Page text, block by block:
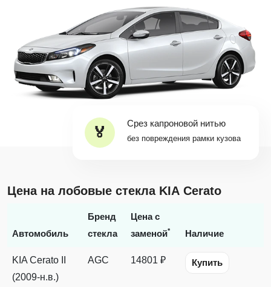
Срез капроновой нитью
без повреждения рамки кузова
Цена на лобовые стекла KIA Cerato
Автомобиль
Бренд
стекла
Цена с
заменой* Наличие
KIA Cerato II
(2009-н.в.)
AGC 14801 ₽ Купить